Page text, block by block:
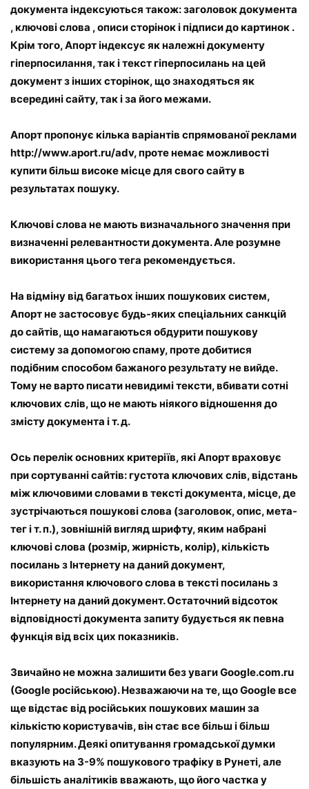
документа індексуються також: заголовок документа
, ключові слова , описи сторінок і підписи до картинок .
Крім того, Апорт індексує як належні документу
гіперпосилання, так і текст гіперпосилань на цей
документ з інших сторінок, що знаходяться як
всередині сайту, так і за його межами.
Апорт пропонує кілька варіантів спрямованої реклами
http://www.aport.ru/adv, проте немає можливості
купити більш високе місце для свого сайту в
результатах пошуку.
Ключові слова не мають визначального значення при
визначенні релевантности документа. Але розумне
використання цього тега рекомендується.
На відміну від багатьох інших пошукових систем,
Апорт не застосовує будь-яких спеціальних санкцій
до сайтів, що намагаються обдурити пошукову
систему за допомогою спаму, проте добитися
подібним способом бажаного результату не вийде.
Тому не варто писати невидимі тексти, вбивати сотні
ключових слів, що не мають ніякого відношення до
змісту документа і т. д.
Ось перелік основних критеріїв, які Апорт враховує
при сортуванні сайтів: густота ключових слів, відстань
між ключовими словами в тексті документа, місце, де
зустрічаються пошукові слова (заголовок, опис, мета-
тег і т. п.), зовнішній вигляд шрифту, яким набрані
ключові слова (розмір, жирність, колір), кількість
посилань з Інтернету на даний документ,
використання ключового слова в тексті посилань з
Інтернету на даний документ. Остаточний відсоток
відповідності документа запиту будується як певна
функція від всіх цих показників.
Звичайно не можна залишити без уваги Google.com.ru
(Google російською). Незважаючи на те, що Google все
ще відстає від російських пошукових машин за
кількістю користувачів, він стає все більш і більш
популярним. Деякі опитування громадської думки
вказують на 3-9% пошукового трафіку в Рунеті, але
більшість аналітиків вважають, що його частка у